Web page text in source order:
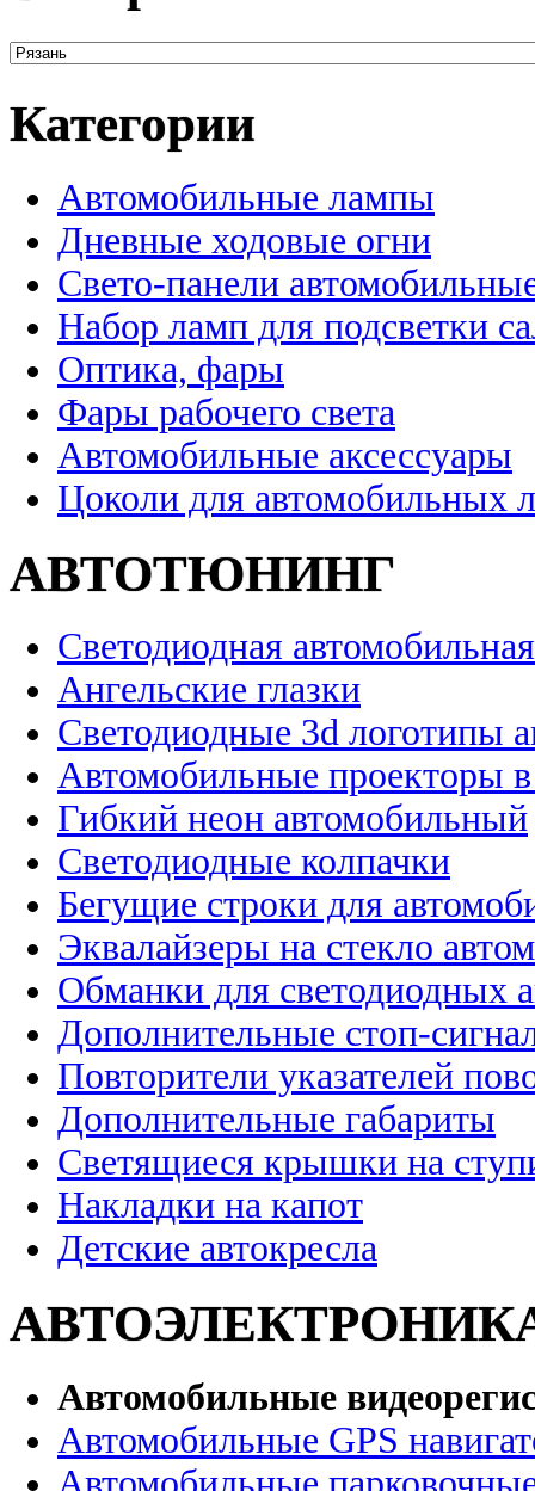
Категории
Автомобильные лампы
Дневные ходовые огни
Свето-панели
Набор ламп для подсветки
Оптика, фары
Фары рабочего света
Автомобильные аксессуары
Цоколи для автомобильных
АВТОТЮНИНГ
Светодиодная
Ангельские глазки
Светодиодные 3d логотипы
Автомобильные проекторы
Гибкий неон автомобильный
Светодиодные колпачки
Бегущие строки для
Эквалайзеры на стекло
Обманки для светодиодных
Дополнительные стоп-
Повторители указателей
Дополнительные габариты
Светящиеся крышки на
Накладки на капот
Детские автокресла
Автомобильные
Автомобильные GPS